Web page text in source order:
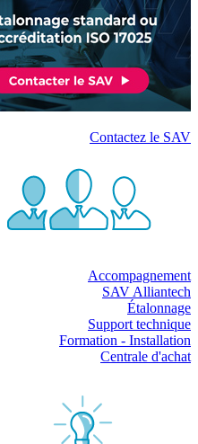
Contactez le SAV
Accompagnement
SAV Alliantech
Étalonnage
Support technique
Formation - Installation
Centrale d'achat